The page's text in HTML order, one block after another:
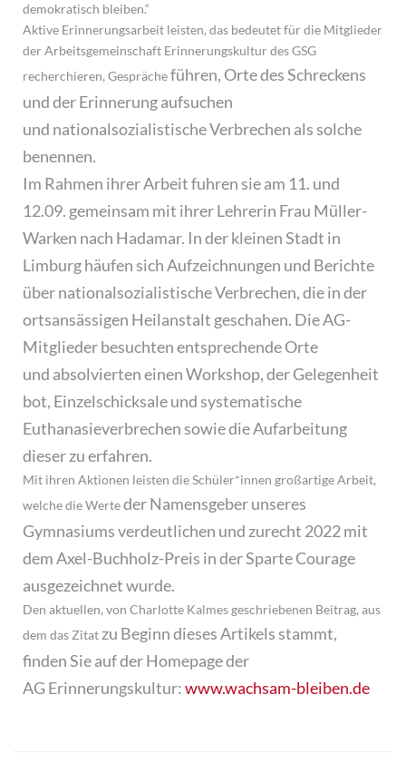
demokratisch bleiben.“
Aktive Erinnerungsarbeit leisten, das bedeutet für die Mitglieder
der Arbeitsgemeinschaft Erinnerungskultur des GSG
recherchieren, Gesprächeführen, Orte des Schreckens
und der Erinnerung aufsuchen
und nationalsozialistische Verbrechen als solche
benennen.
Im Rahmen ihrer Arbeitfuhren sie am 11. und
12.09. gemeinsam mit ihrer Lehrerin Frau Müller-
Warken nach Hadamar. In der kleinen Stadt in
Limburg häufen sich Aufzeichnungen und Berichte
über nationalsozialistische Verbrechen, die in der
ortsansässigen Heilanstalt geschahen. Die AG-
Mitglieder besuchten entsprechende Orte
und absolvierten einen Workshop, der Gelegenheit
bot, Einzelschicksale und systematische
Euthanasieverbrechen sowie die Aufarbeitung
dieser zu erfahren.
Mit ihren Aktionen leisten die Schüler*innen großartige Arbeit,
welche die Werteder Namensgeber unseres
Gymnasiums verdeutlichen und zurecht 2022 mit
demAxel-Buchholz-Preis in der Sparte Courage
ausgezeichnet wurde.
Den aktuellen, von Charlotte Kalmes geschriebenen Beitrag, aus
dem das Zitat zu Beginn dieses Artikels stammt,
finden Sie auf der Homepage der
AG Erinnerungskultur:www.wachsam-bleiben.de